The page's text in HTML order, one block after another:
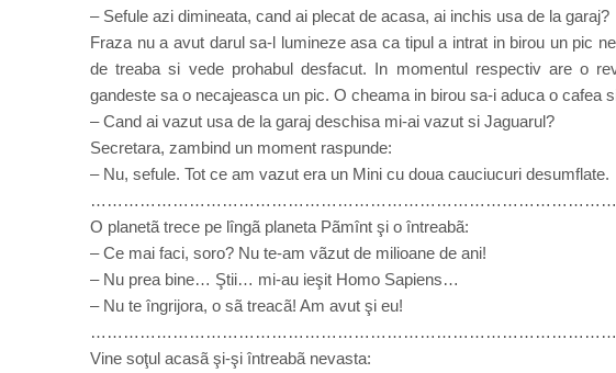
– Sefule azi dimineata, cand ai plecat de acasa, ai inchis usa de la garaj?
Fraza nu a avut darul sa-l lumineze asa ca tipul a intrat in birou un pic
de treaba si vede prohabul desfacut. In momentul respectiv are o
gandeste sa o necajeasca un pic. O cheama in birou sa-i aduca o cafea
– Cand ai vazut usa de la garaj deschisa mi-ai vazut si Jaguarul?
Secretara, zambind un moment raspunde:
– Nu, sefule. Tot ce am vazut era un Mini cu doua cauciucuri desumflate.
O planetã trece pe lîngã planeta Pãmînt şi o întreabã:
– Ce mai faci, soro? Nu te-am vãzut de milioane de ani!
– Nu prea bine… Ştii… mi-au ieşit Homo Sapiens…
– Nu te îngrijora, o sã treacã! Am avut şi eu!
Vine soţul acasã şi-şi întreabã nevasta: